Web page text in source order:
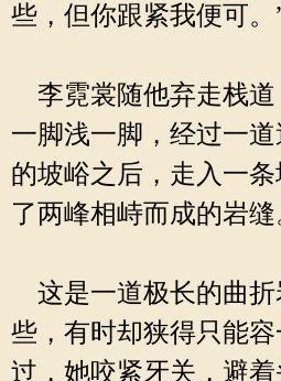
些，但你跟紧我便可。
李霓裳随他弃走栈道
一脚浅一脚，经过一
的坡峪之后，走入一
了两峰相峙而成的岩缝
这是一道极长的曲折
些，有时却狭得只能
过，她咬紧牙关，避